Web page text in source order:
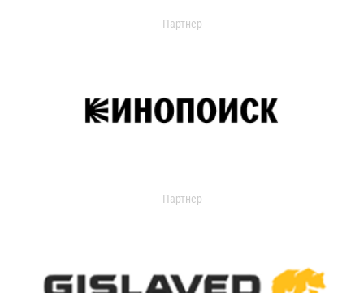
Партнер
Партнер